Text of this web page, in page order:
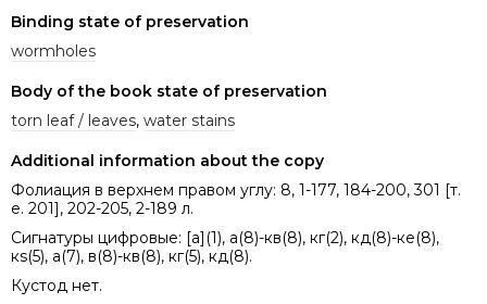
Binding state of preservation
wormholes
Body of the book state of preservation
torn leaf / leaves, water stains
Additional information about the copy
Фолиация в верхнем правом углу: 8, 1-177, 184-200, 301 [т.
е. 201], 202-205, 2-189 л.
Сигнатуры цифровые: [а](1), а(8)-кв(8), кг(2), кд(8)-ке(8),
кs(5), а(7), в(8)-кв(8), кг(5), кд(8).
Кустод нет.